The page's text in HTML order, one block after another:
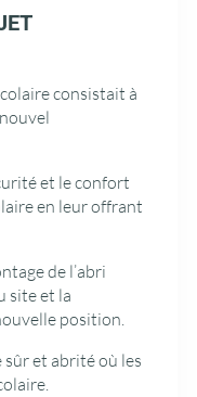
consistait à
et le confort
en leur offrant
de l’abri
site et la
position.
sûr et abrité où les